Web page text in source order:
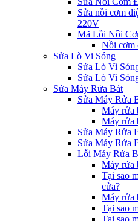
Sửa nồi cơm
220V
Mã Lỗi Nồi
Nồi cơm
Sửa Lò Vi Sóng
Sửa Lò Vi
Sửa Lò Vi
Sửa Máy Rửa Bát
Sửa Máy Rửa
Máy rửa
Máy rửa
Sửa Máy Rửa
Sửa Máy Rửa
Lỗi Máy Rửa
Máy rửa
Tại sao
cửa?
Máy rửa
Tại sao
Tại sao